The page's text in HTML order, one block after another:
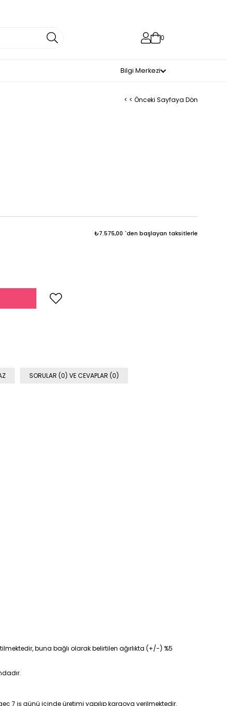
0
Bilgi Merkezi
< < Önceki Sayfaya Dön
₺7.575,00 `den başlayan taksitlerle
SORULAR (0) VE CEVAPLAR (0)
buna bağlı olarak belirtilen ağırlıkta (+/-) %5
7 iş günü içinde üretimi yapılıp kargoya verilmektedir.